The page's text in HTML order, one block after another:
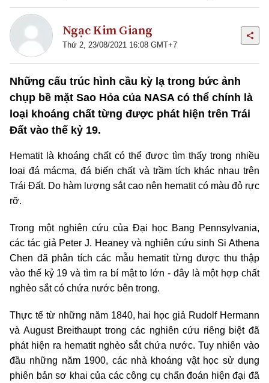
Ngạc Kim Giang
Thứ 2, 23/08/2021 16:08 GMT+7
Những cấu trúc hình cầu kỳ lạ trong bức ảnh
chụp bề mặt Sao Hỏa của NASA có thể chính là
loại khoáng chất từng được phát hiện trên Trái
Đất vào thế kỷ 19.
Hematit là khoáng chất có thể được tìm thấy trong nhiều
loại đá mácma, đá biến chất và trầm tích khác nhau trên
Trái Đất. Do hàm lượng sắt cao nên hematit có màu đỏ rực
rỡ.
Trong một nghiên cứu của Đại học Bang Pennsylvania,
các tác giả Peter J. Heaney và nghiên cứu sinh Si Athena
Chen đã phân tích các mẫu hematit từng được thu thập
vào thế kỷ 19 và tìm ra bí mật to lớn - đây là một hợp chất
nghèo sắt có chứa nước bên trong.
Thực tế từ những năm 1840, hai học giả Rudolf Hermann
và August Breithaupt trong các nghiên cứu riêng biệt đã
phát hiện ra hematit nghèo sắt chứa nước. Tuy nhiên vào
đầu những năm 1900, các nhà khoáng vật học sử dụng
phiên bản sơ khai của các công cụ chẩn đoán hiện đại đã